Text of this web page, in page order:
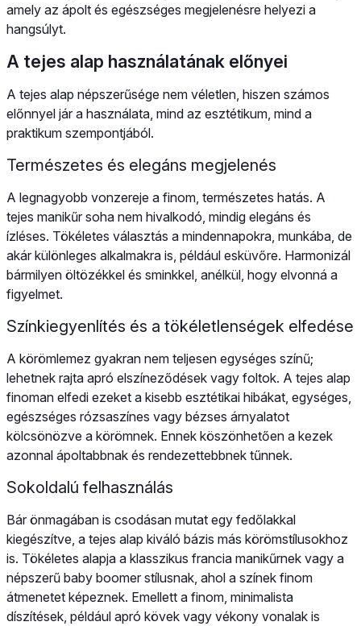
amely az ápolt és egészséges megjelenésre helyezi a
hangsúlyt.
A tejes alap használatának előnyei
A tejes alap népszerűsége nem véletlen, hiszen számos
előnnyel jár a használata, mind az esztétikum, mind a
praktikum szempontjából.
Természetes és elegáns megjelenés
A legnagyobb vonzereje a finom, természetes hatás. A
tejes manikűr soha nem hivalkodó, mindig elegáns és
ízléses. Tökéletes választás a mindennapokra, munkába, de
akár különleges alkalmakra is, például esküvőre. Harmonizál
bármilyen öltözékkel és sminkkel, anélkül, hogy elvonná a
figyelmet.
Színkiegyenlítés és a tökéletlenségek elfedése
A körömlemez gyakran nem teljesen egységes színű;
lehetnek rajta apró elszíneződések vagy foltok. A tejes alap
finoman elfedi ezeket a kisebb esztétikai hibákat, egységes,
egészséges rózsaszínes vagy bézses árnyalatot
kölcsönözve a körömnek. Ennek köszönhetően a kezek
azonnal ápoltabbnak és rendezettebbnek tűnnek.
Sokoldalú felhasználás
Bár önmagában is csodásan mutat egy fedőlakkal
kiegészítve, a tejes alap kiváló bázis más körömstílusokhoz
is. Tökéletes alapja a klasszikus francia manikűrnek vagy a
népszerű baby boomer stílusnak, ahol a színek finom
átmenetet képeznek. Emellett a finom, minimalista
díszítések, például apró kövek vagy vékony vonalak is